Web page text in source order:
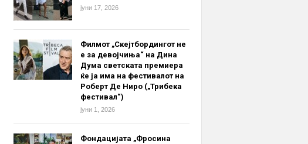
јуни 17, 2026
Филмот „Скејтбордингот не
е за девојчиња“ на Дина
Дума светската премиера
ќе ја има на фестивалот на
Роберт Де Ниро („Трибека
фестивал“)
јуни 1, 2026
Фондацијата „Фросина